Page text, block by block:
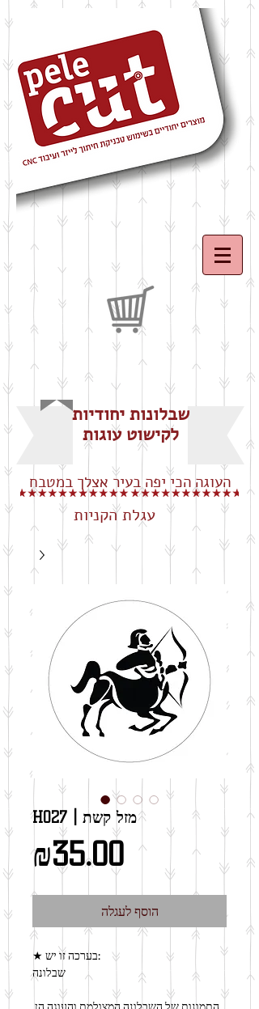
שבלונות יחודיות
לקישוט עוגות
העוגה הכי יפה בעיר אצלך במטבח
עגלת הקניות
H027 | מזל קשת
₪35.00מחיר
הוסף לעגלה
★ בערכה זו יש:
שבלונה